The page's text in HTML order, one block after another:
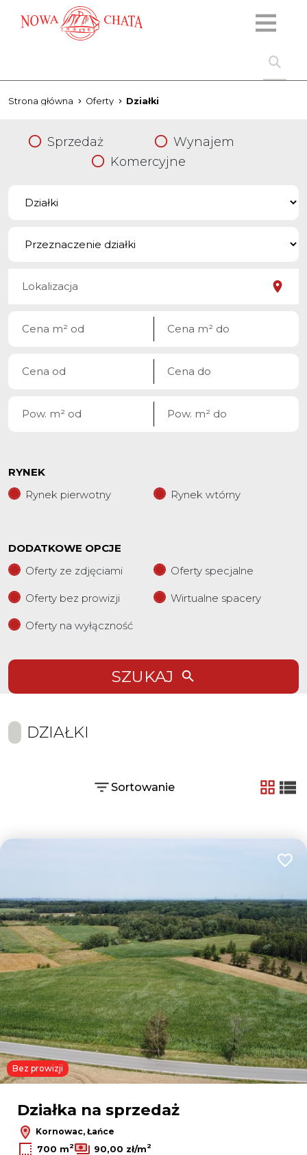
Strona główna Oferty Działki
Sprzedaż
Wynajem
Komercyjne
RYNEK
Rynek pierwotny
Rynek wtórny
DODATKOWE OPCJE
Oferty ze zdjęciami
Oferty specjalne
Oferty bez prowizji Wirtualne spacery
Oferty na wyłączność
SZUKAJ
DZIAŁKI
Sortowanie
tabela
Bez prowizji
Działka na sprzedaż
Kornowac, Łańce
700 m2 90,00 zł/m2